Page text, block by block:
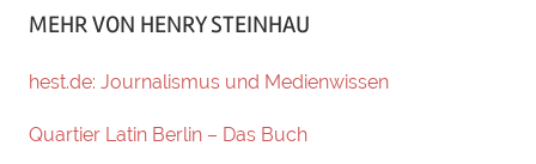
MEHR VON HENRY STEINHAU
hest.de: Journalismus und Medienwissen
Quartier Latin Berlin – Das Buch